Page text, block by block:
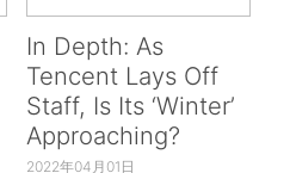
In Depth: As
Tencent Lays Off
Staff, Is Its ‘Winter’
Approaching?
2022年04月01日